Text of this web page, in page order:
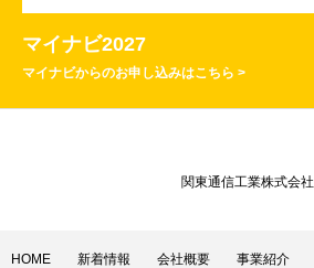
マイナビ2027
マイナビからのお申し込みはこちら >
関東通信工業株式会社
HOME 新着情報 会社概要 事業紹介